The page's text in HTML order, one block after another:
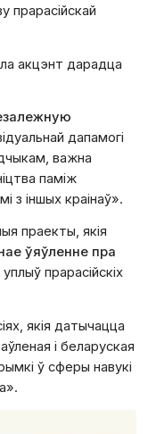
прарасійскай
акцэнт дарадца
дапамогі
важна
паміж
з іншых краінаў».
праекты, якія
ўяўленне пра
прарасійскіх
якія датычацца
і беларуская
ў сферы навукі